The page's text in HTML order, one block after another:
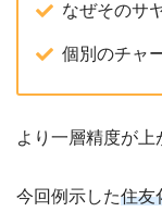
なぜそのサ
個別のチャ
より一層精度が上
今回例示した住友